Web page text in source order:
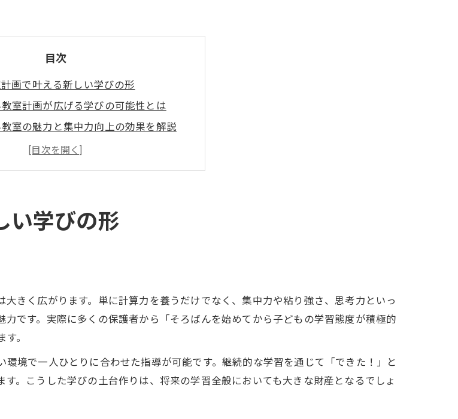
目次
画で叶える新しい学びの形
室計画が広げる学びの可能性とは
室の魅力と集中力向上の効果を解説
思考力を高めるそろばん教室活用術
室計画で大切な教育方針の考え方
すそろばん教室運営の始め方
室運営に必要な資格とは何か
室開業に役立つ資格取得の流れ
のそろばん教室運営ポイント
きるそろばん教室計画の流れ
室開業前に押さえるべき準備項目
めるそろばん教室計画の進め方
い学びの形
きく広がります。単に計算力を養うだけでなく、集中力や粘り強さ、思考力といっ
です。実際に多くの保護者から「そろばんを始めてから子どもの学習態度が積極的
。
境で一人ひとりに合わせた指導が可能です。継続的な学習を通じて「できた！」と
。こうした学びの土台作りは、将来の学習全般においても大きな財産となるでしょ